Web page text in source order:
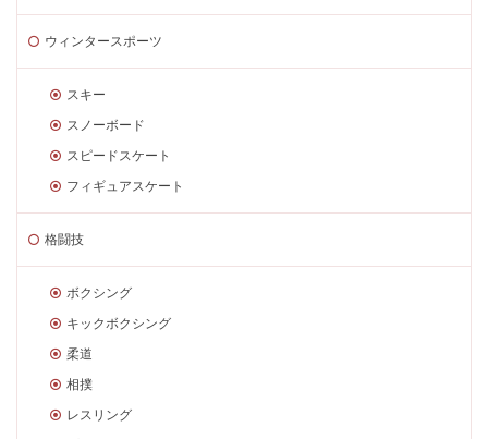
ウィンタースポーツ
スキー
スノーボード
スピードスケート
フィギュアスケート
格闘技
ボクシング
キックボクシング
柔道
相撲
レスリング